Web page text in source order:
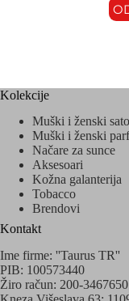
Kolekcije
Muški i ženski
Muški i ženski
Načare za sunce
Aksesoari
Kožna galanterija
Tobacco
Brendovi
Kontakt
Ime firme: ''Taurus TR''
PIB: 100573440
Žiro račun: 200-